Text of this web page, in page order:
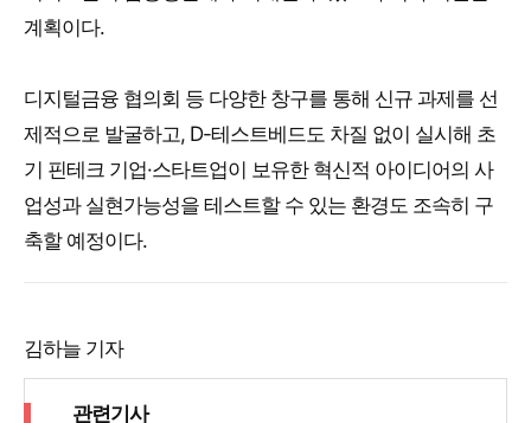
계획이다.
디지털금융 협의회 등 다양한 창구를 통해 신규 과제를 선
제적으로 발굴하고, D-테스트베드도 차질 없이 실시해 초
기 핀테크 기업·스타트업이 보유한 혁신적 아이디어의 사
업성과 실현가능성을 테스트할 수 있는 환경도 조속히 구
축할 예정이다.
김하늘 기자
관련기사